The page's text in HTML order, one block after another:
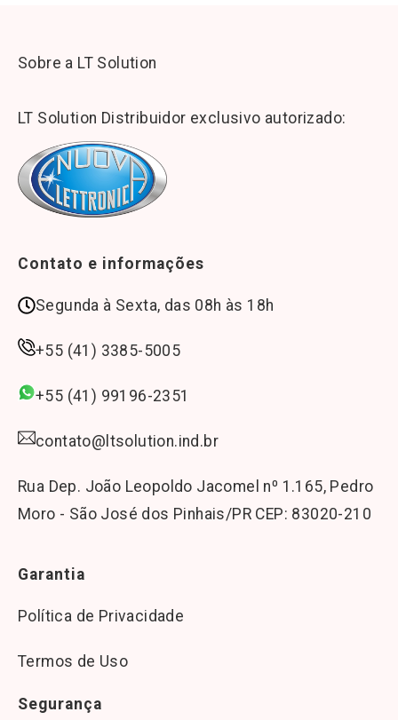
Sobre a LT Solution
LT Solution Distribuidor exclusivo autorizado:
Contato e informações
Segunda à Sexta, das 08h às 18h
+55 (41) 3385-5005
+55 (41) 99196-2351
contato@ltsolution.ind.br
Rua Dep. João Leopoldo Jacomel n⁰ 1.165, Pedro
Moro - São José dos Pinhais/PR CEP: 83020-210
Garantia
Política de Privacidade
Termos de Uso
Segurança